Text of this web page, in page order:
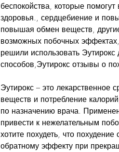
беспокойства, которые
здоровья., сердцебиение и
повышая обмен веществ,
возможных побочных
решили использовать Эутирокс
способов,Эутирокс отзывы о
Эутирокс – это лекарственное
веществ и потребление
по назначению врача.
привести к нежелательным
хотите похудеть, что
обратному эффекту при